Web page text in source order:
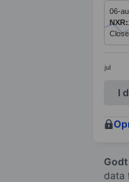
jul
06-
Close
I
data